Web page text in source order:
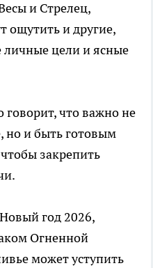
и Стрелец,
ощутить и другие,
личные цели и ясные
что важно не
но и быть готовым
закрепить
год 2026,
Огненной
может уступить